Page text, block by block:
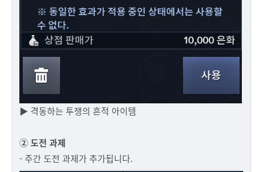
▶ 격동하는 투쟁의 흔적 아이템
②도전 과제
- 주간 도전 과제가 추가됩니다.